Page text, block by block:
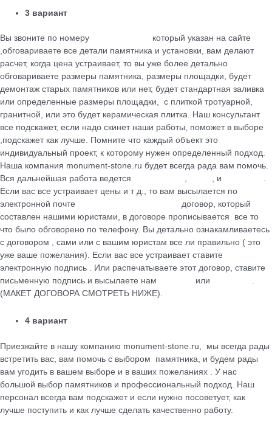
3 вариант
Вы звоните по номеру
который указан на сайте
,обговариваете все детали памятника и установки, вам делают
расчет, когда цена устраивает, то вы уже более детально
обговариваете размеры памятника, размеры площадки, будет
демонтаж старых памятников или нет, будет стандартная заливка
или определенные размеры площадки, с плиткой тротуарной,
гранитной, или это будет керамическая плитка. Наш консультант
все подскажет, если надо скинет наши работы, поможет в выборе
,подскажет как лучше. Помните что каждый объект это
индивидуальный проект, к которому нужен определенный подход.
Наша компания monument-stone.ru будет всегда рада вам помочь.
Вся дальнейшая работа ведется
, , и
.
Если вас все устраивает цены и т д., то вам высылается по
электронной почте
договор, который
cоставлен нашими юристами, в договоре прописывается все то
что было обговорено по телефону. Вы детально ознакамливаетесь
с договором , сами или с вашим юристам все ли правильно ( это
уже ваше пожелания). Если вас все устраивает ставите
электронную подпись . Или распечатываете этот договор, ставите
письменную подпись и высылаете нам
или
.
(МАКЕТ ДОГОВОРА СМОТРЕТЬ НИЖЕ).
4 вариант
Приезжайте в нашу компанию monument-stone.ru, мы всегда рады
встретить вас, вам помочь с выбором памятника, и будем рады
вам угодить в вашем выборе и в ваших пожеланиях . У нас
большой выбор памятников и профессиональный подход. Наш
персонал всегда вам подскажет и если нужно посоветует, как
лучше поступить и как лучше сделать качественно работу.